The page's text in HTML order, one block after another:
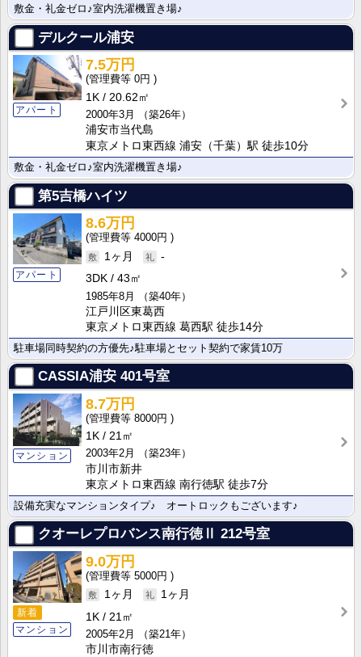
敷金・礼金ゼロ♪室内洗濯機置き場♪
デルクール浦安
アパート
7.5万円
0円
1K
20.62㎡
2000年3月
（築26年）
浦安市当代島
東京メトロ東西線 浦安（千葉）駅 徒歩10分
敷金・礼金ゼロ♪室内洗濯機置き場♪
第5吉橋ハイツ
アパート
8.6万円
4000円
1ヶ月
-
3DK
43㎡
1985年8月
（築40年）
江戸川区東葛西
東京メトロ東西線 葛西駅 徒歩14分
駐車場同時契約の方優先♪駐車場とセット契約で家賃10万
CASSIA浦安 401号室
マンション
8.7万円
8000円
1K
21㎡
2003年2月
（築23年）
市川市新井
東京メトロ東西線 南行徳駅 徒歩7分
設備充実なマンションタイプ♪ オートロックもございます♪
クオーレプロバンス南行徳Ⅱ 212号室
新着
マンション
9.0万円
5000円
1ヶ月
1ヶ月
1K
21㎡
2005年2月
（築21年）
市川市南行徳